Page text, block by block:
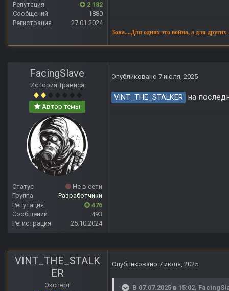
Репутация
2 182
Сообщений
1880
Регистрация
27.01.2024
Зона....Для одних это война, а для
FacingSlave
История Трависа
Автор темы
Статус
Не в сети
Группа
Разработчики
Репутация
476
Сообщений
493
Регистрация
25.10.2024
Опубликовано 7 июля, 2025
VINT_THE_STALKER на
VINT_THE_STALK
ER
Эксперт
Опубликовано 7 июля, 2025
В 07.07.2025 в 15:02,